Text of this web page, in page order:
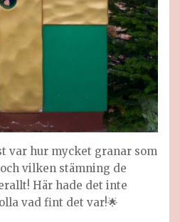
var hur mycket granar som
vilken stämning de
Här hade det inte
vad fint det var!🌟